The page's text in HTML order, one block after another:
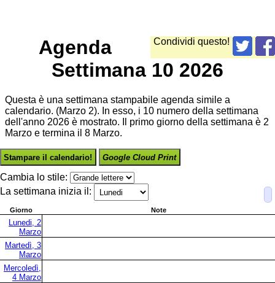
Condividi questo!
Agenda
Settimana 10 2026
Questa è una settimana stampabile agenda simile a
calendario. (Marzo 2). In esso, i 10 numero della settimana
dell'anno 2026 è mostrato. Il primo giorno della settimana è 2
Marzo e termina il 8 Marzo.
Stampare il calendario! Google Cloud Print
Cambia lo stile:
La settimana inizia il:
Giorno Note
Lunedi, 2
Marzo
Martedì, 3
Marzo
Mercoledì,
4 Marzo